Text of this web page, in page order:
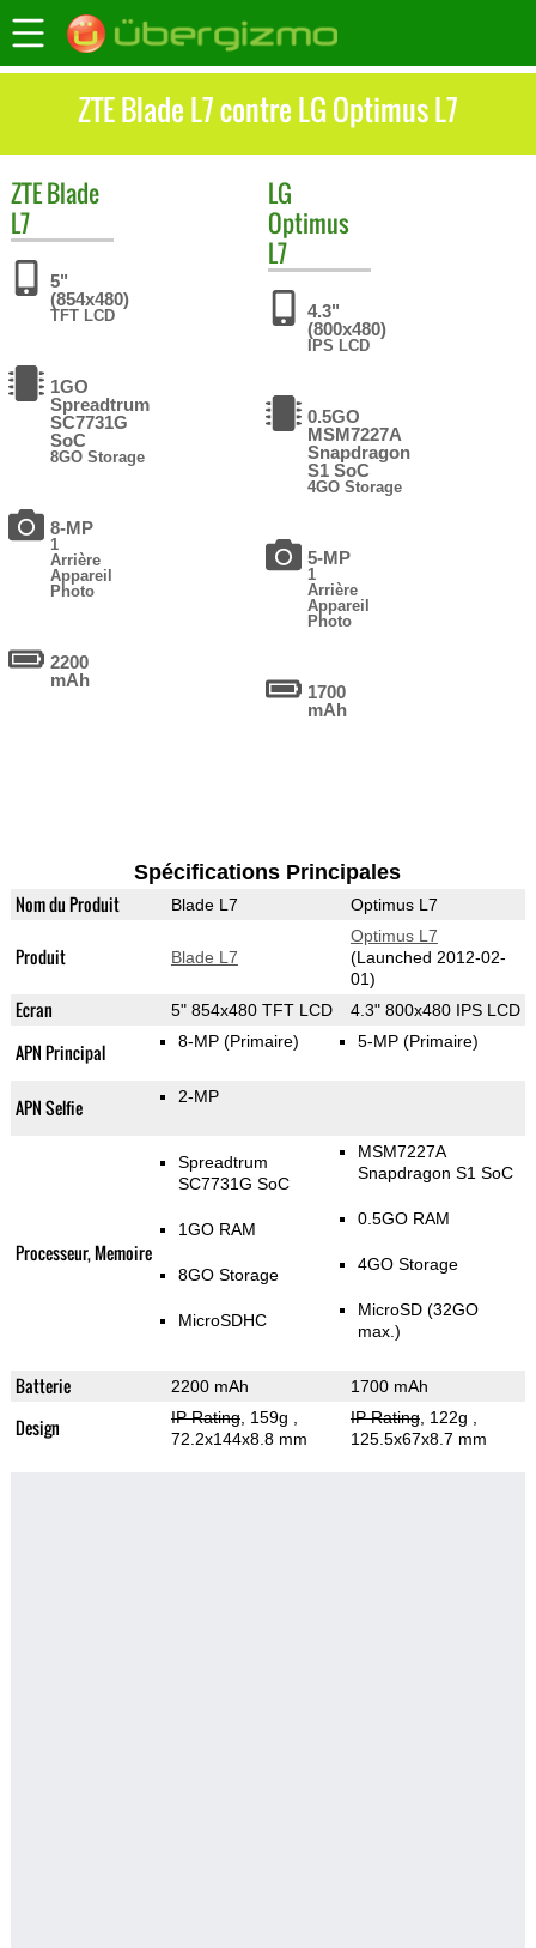
ZTE Blade L7 contre LG Optimus L7
ZTEBlade
L7
5"
(854x480)
TFT LCD
1GO
Spreadtrum
SC7731G
SoC
8GO Storage
8-MP
1
Arrière
Appareil
Photo
2200
mAh
LG
Optimus
L7
4.3"
(800x480)
IPS LCD
0.5GO
MSM7227A
Snapdragon
S1 SoC
4GO Storage
5-MP
1
Arrière
Appareil
Photo
1700
mAh
Spécifications Principales
Nom du Produit Blade L7 Optimus L7
Produit Blade L7
Optimus L7
(Launched 2012-02-
01)
Ecran 5" 854x480 TFT LCD 4.3" 800x480 IPS LCD
APN Principal 8-MP (Primaire) 5-MP (Primaire)
APN Selfie 2-MP
Processeur, Memoire
Spreadtrum
SC7731G SoC
1GO RAM
8GO Storage
MicroSDHC
MSM7227A
Snapdragon S1 SoC
0.5GO RAM
4GO Storage
MicroSD (32GO
max.)
Batterie 2200 mAh 1700 mAh
Design IP Rating, 159g
72.2x144x8.8 mm
IP Rating, 122g
125.5x67x8.7 mm